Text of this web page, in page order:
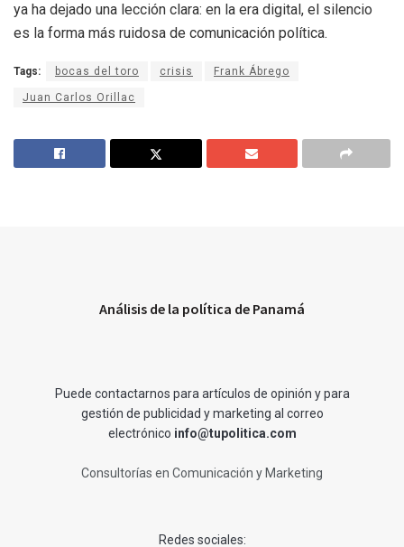
ya ha dejado una lección clara: en la era digital, el silencio
es la forma más ruidosa de comunicación política.
Tags: bocas del toro crisis Frank Ábrego
Juan Carlos Orillac
Análisis de la política de Panamá
Puede contactarnos para artículos de opinión y para
gestión de publicidad y marketing al correo
electrónico info@tupolitica.com
Consultorías en Comunicación y Marketing
Redes sociales: